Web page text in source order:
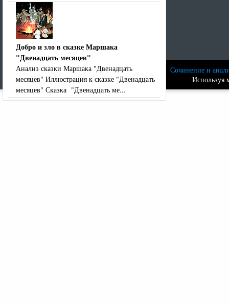
Добро и зло в сказке Маршака
"Двенадцать месяцев"
Анализ сказки Маршака "Двенадцать
месяцев" Иллюстрация к сказке "Двенадцать
месяцев" Сказка "Двенадцать ме...
Сочинение и
Используя